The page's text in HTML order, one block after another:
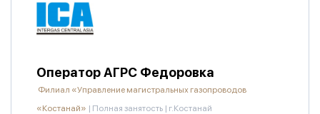
Оператор АГРС Федоровка
Филиал «Управление магистральных газопроводов
«Костанай» | Полная занятость | г.Костанай